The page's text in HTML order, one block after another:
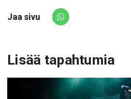
Jaa sivu
Share via Whatsapp
Lisää tapahtumia